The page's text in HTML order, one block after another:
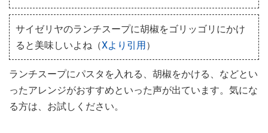
サイゼリヤのランチスープに胡椒をゴリッゴリにかけ
ると美味しいよね（Xより引用）
ランチスープにパスタを入れる、胡椒をかける、などとい
ったアレンジがおすすめといった声が出ています。気にな
る方は、お試しください。